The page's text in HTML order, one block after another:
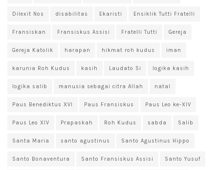
Dilexit Nos disabilitas Ekaristi Ensiklik Tutti Fratelli
Fransiskan Fransiskus Assisi Fratelli Tutti Gereja
Gereja Katolik harapan hikmat roh kudus iman
karunia Roh Kudus kasih Laudato Si logika kasih
logika salib manusia sebagai citra Allah natal
Paus Benediktus XVI Paus Fransiskus Paus Leo ke-XIV
Paus Leo XIV Prapaskah Roh Kudus sabda Salib
Santa Maria santo agustinus Santo Agustinus Hippo
Santo Bonaventura Santo Fransiskus Assisi Santo Yusuf